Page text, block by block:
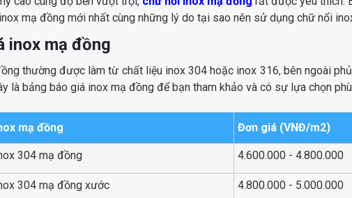
mạ đồng mới nhất cùng những lý do tại sao nên sử dụng chữ nổi
inox mạ đồng
thường được làm từ chất liệu inox 304 hoặc inox 316, bên ngoài
là bảng báo giá inox mạ đồng để bạn tham khảo và có sự lựa chọn
mạ đồng Đơn giá (VNĐ/m2)
304 mạ đồng 4.600.000 - 4.800.000
304 mạ đồng xước 4.800.000 - 5.000.000